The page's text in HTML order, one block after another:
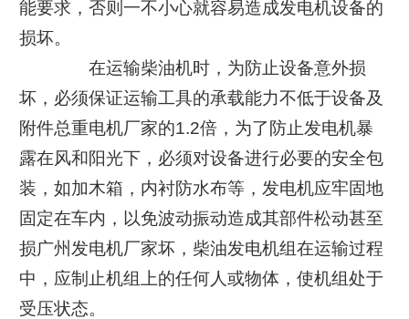
能要求，否则一不小心就容易造成发电机设备的
损坏。
在运输柴油机时，为防止设备意外损
坏，必须保证运输工具的承载能力不低于设备及
附件总重电机厂家的1.2倍，为了防止发电机暴
露在风和阳光下，必须对设备进行必要的安全包
装，如加木箱，内衬防水布等，发电机应牢固地
固定在车内，以免波动振动造成其部件松动甚至
损广州发电机厂家坏，柴油发电机组在运输过程
中，应制止机组上的任何人或物体，使机组处于
受压状态。